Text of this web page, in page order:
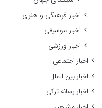
اخبار فرهنگی و هنری
اخبار موسیقی
اخبار ورزشی
اخبار اجتماعی
اخبار بین الملل
اخبار رسانه ترکی